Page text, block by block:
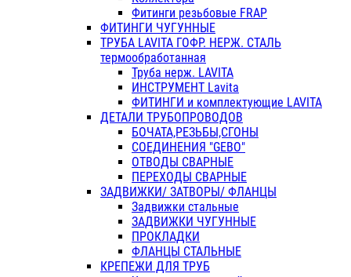
Фитинги резьбовые FRAP
ФИТИНГИ ЧУГУННЫЕ
ТРУБА LAVITA ГОФР. НЕРЖ. СТАЛЬ
термообработанная
Труба нерж. LAVITA
ИНСТРУМЕНТ Lavita
ФИТИНГИ и комплектующие LAVITA
ДЕТАЛИ ТРУБОПРОВОДОВ
БОЧАТА,РЕЗЬБЫ,СГОНЫ
СОЕДИНЕНИЯ "GEBO"
ОТВОДЫ СВАРНЫЕ
ПЕРЕХОДЫ СВАРНЫЕ
ЗАДВИЖКИ/ ЗАТВОРЫ/ ФЛАНЦЫ
Задвижки стальные
ЗАДВИЖКИ ЧУГУННЫЕ
ПРОКЛАДКИ
ФЛАНЦЫ СТАЛЬНЫЕ
КРЕПЕЖИ ДЛЯ ТРУБ